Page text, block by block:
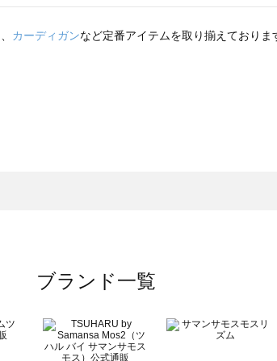
、 カーディガンなど定番アイテムを取り揃えておりま
ブランド一覧